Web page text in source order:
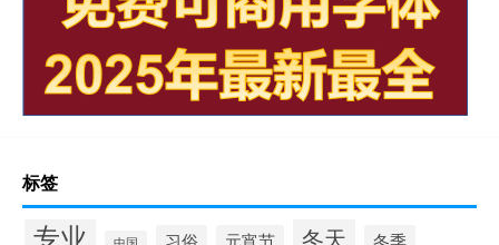
标签
专业 冬天